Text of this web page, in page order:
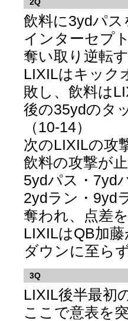
飲料に3ydパ
インターセプ
奪い取り逆転
LIXILはキック
敗し、飲料は
後の35ydのタ
（10-14）
次のLIXILの攻
飲料の攻撃が
5ydパス・7yd
2ydラン・9yd
奪われ、点差
LIXILはQB加
ダウンに至ら
3Q
LIXIL後半最初
ここで意表を